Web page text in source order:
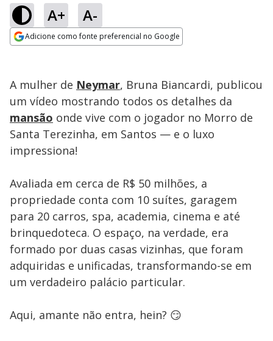
A+ A-
Adicione como fonte preferencial no Google
Ativar
Loaded
25.37%
A mulher de Neymar, Bruna Biancardi, publicou
um vídeo mostrando todos os detalhes da
mansão onde vive com o jogador no Morro de
Santa Terezinha, em Santos — e o luxo
impressiona!
Avaliada em cerca de R$ 50 milhões, a
propriedade conta com 10 suítes, garagem
para 20 carros, spa, academia, cinema e até
brinquedoteca. O espaço, na verdade, era
formado por duas casas vizinhas, que foram
adquiridas e unificadas, transformando-se em
um verdadeiro palácio particular.
Aqui, amante não entra, hein? 😏